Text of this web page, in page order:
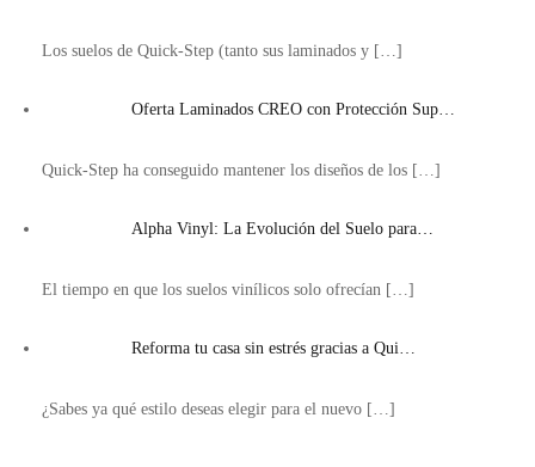
Los suelos de Quick-Step (tanto sus laminados y […]
Oferta Laminados CREO con Protección Sup…
Quick-Step ha conseguido mantener los diseños de los […]
Alpha Vinyl: La Evolución del Suelo para…
El tiempo en que los suelos vinílicos solo ofrecían […]
Reforma tu casa sin estrés gracias a Qui…
¿Sabes ya qué estilo deseas elegir para el nuevo […]